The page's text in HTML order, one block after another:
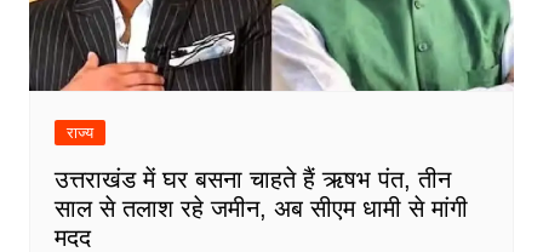
राज्य
उत्तराखंड में घर बसना चाहते हैं ऋषभ पंत, तीन
साल से तलाश रहे जमीन, अब सीएम धामी से मांगी
मदद